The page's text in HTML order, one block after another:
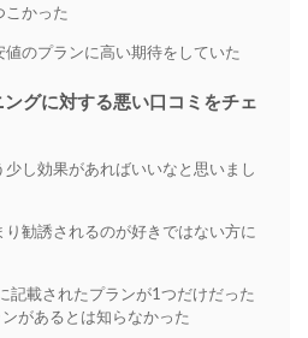
かった
のプランに高い期待をしていた
グに対する悪い口コミをチェ
し効果があればいいなと思いまし
勧誘されるのが好きではない方に
記載されたプランが1つだけだった
があるとは知らなかった